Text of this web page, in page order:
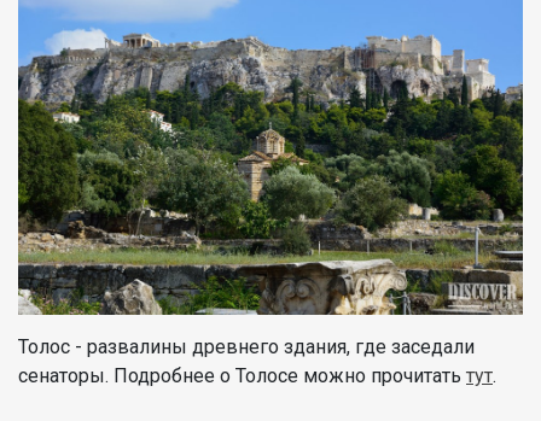
Толос - развалины древнего здания, где заседали
сенаторы. Подробнее о Толосе можно прочитать тут.